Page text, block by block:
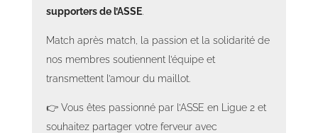
supporters de l’ASSE.
Match après match, la passion et la solidarité de
nos membres soutiennent l’équipe et
transmettent l’amour du maillot.
👉 Vous êtes passionné par l’ASSE en Ligue 2 et
souhaitez partager votre ferveur avec